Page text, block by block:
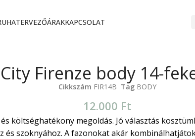
ÁRAKKAPCSOLAT
City Firenze body 14-
Cikkszám FIR14B Tag BODY
12.000 Ft
költséghatékony megoldás. Jó választás
és szoknyához. A fazonokat akár